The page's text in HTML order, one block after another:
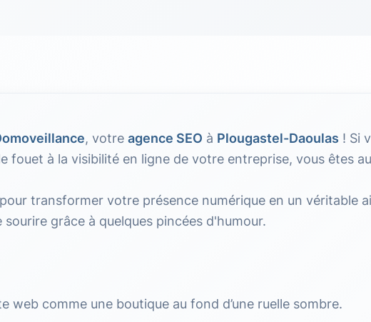
, votre agence SEO à Plougastel-Daoulas ! Si
fouet à la visibilité en ligne de votre entreprise, vous êtes
transformer votre présence numérique en un véritable
grâce à quelques pincées d'humour.
web comme une boutique au fond d’une ruelle sombre.